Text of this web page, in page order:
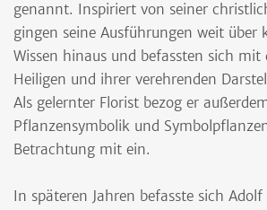
genannt. Inspiriert von seiner
gingen seine Ausführungen weit über
Wissen hinaus und befassten sich mit
Heiligen und ihrer verehrenden
Als gelernter Florist bezog er
Pflanzensymbolik und
Betrachtung mit ein.
In späteren Jahren befasste sich